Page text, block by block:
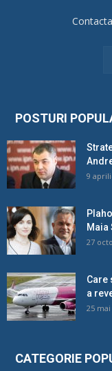
POSTURI
9
Maia
27
Care
a
25 mai
CATEGORIE